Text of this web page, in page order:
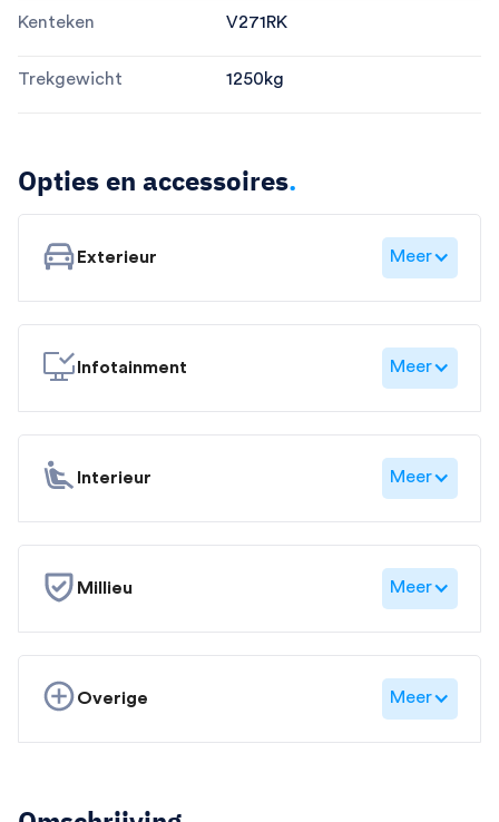
Kenteken V271RK
Trekgewicht 1250kg
Opties en accessoires.
Exterieur Meer
Infotainment Meer
Interieur Meer
Millieu Meer
Overige Meer